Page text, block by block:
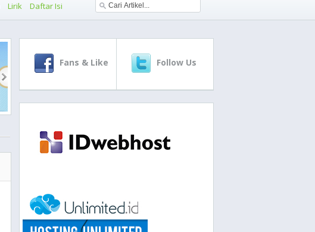
Lirik Daftar Isi
Fans & Like Follow Us